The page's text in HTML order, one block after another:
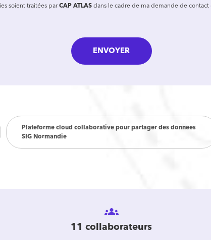
soient traitées parCAP ATLASdans le cadre de ma demande de
Plateforme cloud collaborative pour partager des données
SIG Normandie
groups
11 collaborateurs